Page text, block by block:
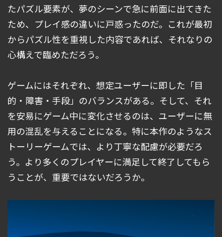
たパズル要素が、夢のシーンで急に前面に出てきた
ため、プレイ感の違いに戸惑ったのだ。これが最初
からパズル性を重視した内容であれば、それなりの
心構えで臨めただろう。
ゲームにはそれぞれ、想定ユーザーに即した「目
的・障害・手段」のバランスがある。そして、それ
を安易にゲーム中に変化させるのは、ユーザーに無
用の混乱を与えることになる。特に本作のようなス
トーリーゲームでは、より丁寧な配慮が必要だろ
う。より多くのプレイヤーに満足して終了してもら
うことが、重要ではないだろうか。